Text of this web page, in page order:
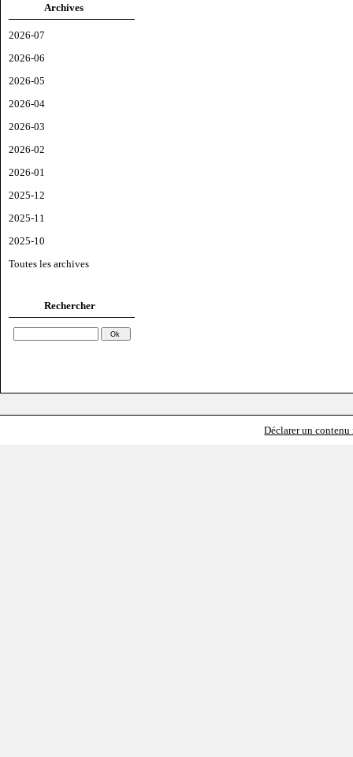
Archives
2026-07
2026-06
2026-05
2026-04
2026-03
2026-02
2026-01
2025-12
2025-11
2025-10
Toutes les archives
Rechercher
Déclarer un